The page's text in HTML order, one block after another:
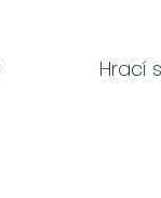
Hrací